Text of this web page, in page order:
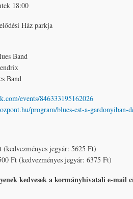
18:00
Ház parkja
Band
Band
events/846333195162026
program/blues-est-a-gardonyiban-
jegyár: 5625 Ft)
Ft (kedvezményes jegyár: 6375 Ft)
kedvesek a kormányhivatali e-mail